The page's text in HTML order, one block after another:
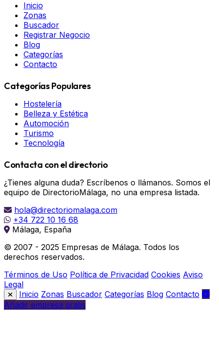
Inicio
Zonas
Buscador
Registrar Negocio
Blog
Categorías
Contacto
Categorías Populares
Hostelería
Belleza y Estética
Automoción
Turismo
Tecnología
Contacta con el directorio
¿Tienes alguna duda? Escríbenos o llámanos. Somos el
equipo de DirectorioMálaga, no una empresa listada.
hola@directoriomalaga.com
+34 722 10 16 68
Málaga, España
© 2007 - 2025 Empresas de Málaga. Todos los
derechos reservados.
Términos de Uso Política de Privacidad Cookies Aviso
Legal
Inicio Zonas Buscador Categorías Blog Contacto
Añadir empresa gratis